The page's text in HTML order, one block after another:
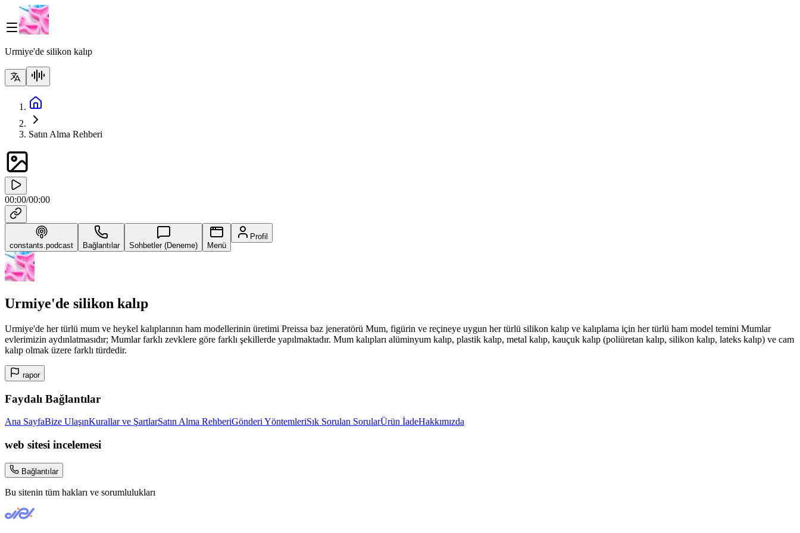
Urmiye'de silikon kalıp
Satın Alma Rehberi
00:00/00:00
constants.podcast Bağlantılar Sohbetler (Deneme) Menü
Profil
Urmiye'de silikon kalıp
Urmiye'de her türlü mum ve heykel kalıplarının ham modellerinin üretimi Preissa baz jeneratörü Mum, figürin ve reçineye uygun her türlü silikon kalıp ve kalıplama için her türlü ham model temini Mumlar
evlerimizin aydınlatmasıdır; Mumlar farklı zevklere göre farklı şekillerde yapılmaktadır. Mum kalıpları alüminyum kalıp, plastik kalıp, metal kalıp, kauçuk kalıp (poliüretan kalıp, silikon kalıp, lateks kalıp) ve cam
kalıp olmak üzere farklı türdedir.
rapor
Faydalı Bağlantılar
Ana SayfaBize UlaşınKurallar ve ŞartlarSatın Alma RehberiGönderi YöntemleriSık Sorulan SorularÜrün İadeHakkımızda
web sitesi incelemesi
Bağlantılar
Bu sitenin tüm hakları ve sorumlulukları